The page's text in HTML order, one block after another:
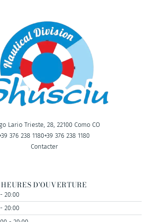
Lario Trieste, 28, 22100 Como CO
376 238 1180+39 376 238 1180
Contacter
HEURES D'OUVERTURE
20:00
20:00